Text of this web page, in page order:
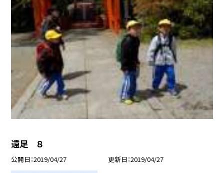
遠足 ８
公開日 2019/04/27 更新日 2019/04/27